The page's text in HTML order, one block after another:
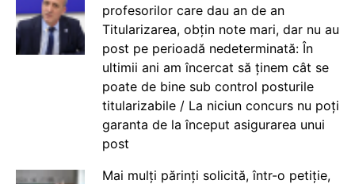
profesorilor care dau an de an
Titularizarea, obțin note mari, dar nu au
post pe perioadă nedeterminată: În
ultimii ani am încercat să ținem cât se
poate de bine sub control posturile
titularizabile / La niciun concurs nu poți
garanta de la început asigurarea unui
post
Mai mulți părinți solicită, într-o petiție,